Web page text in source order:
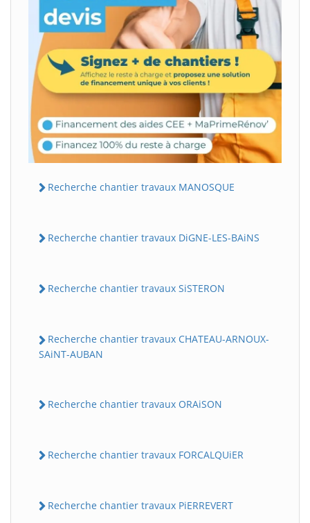
Recherche chantier travaux MANOSQUE
Recherche chantier travaux DiGNE-LES-BAiNS
Recherche chantier travaux SiSTERON
Recherche chantier travaux CHATEAU-ARNOUX-
SAiNT-AUBAN
Recherche chantier travaux ORAiSON
Recherche chantier travaux FORCALQUiER
Recherche chantier travaux PiERREVERT